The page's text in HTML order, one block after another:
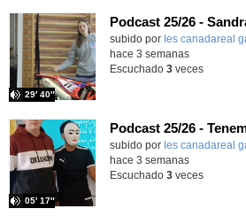
subido por Ies canadareal
29′ 40″
hace 3 semanas
Escuchado 3veces
subido por Ies canadareal
05′ 17″
hace 3 semanas
Escuchado 3veces